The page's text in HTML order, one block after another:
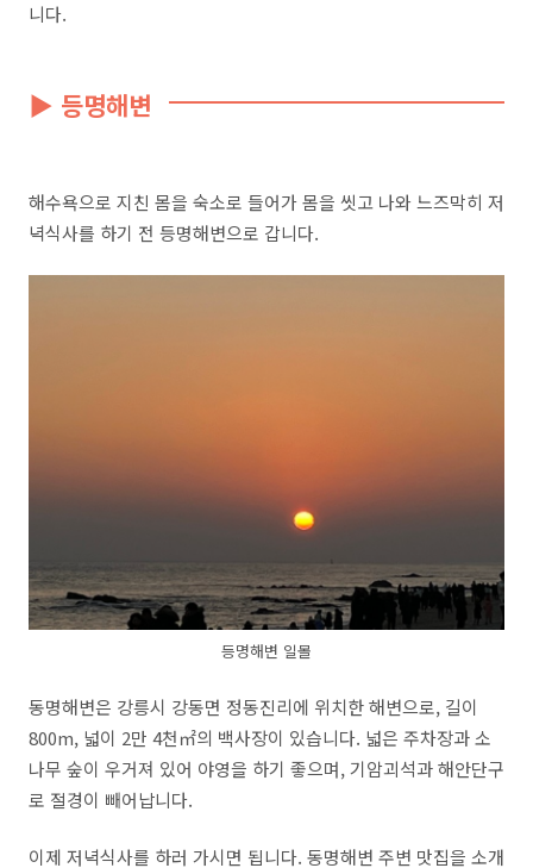
니다.
▶ 등명해변
해수욕으로 지친 몸을 숙소로 들어가 몸을 씻고 나와 느즈막히 저
녁식사를 하기 전 등명해변으로 갑니다.
등명해변 일몰
동명해변은 강릉시 강동면 정동진리에 위치한 해변으로, 길이
800m, 넓이 2만 4천㎡의 백사장이 있습니다. 넓은 주차장과 소
나무 숲이 우거져 있어 야영을 하기 좋으며,기암괴석과 해안단구
로 절경이 빼어납니다.
이제 저녁식사를 하러 가시면 됩니다. 동명해변 주변 맛집을 소개